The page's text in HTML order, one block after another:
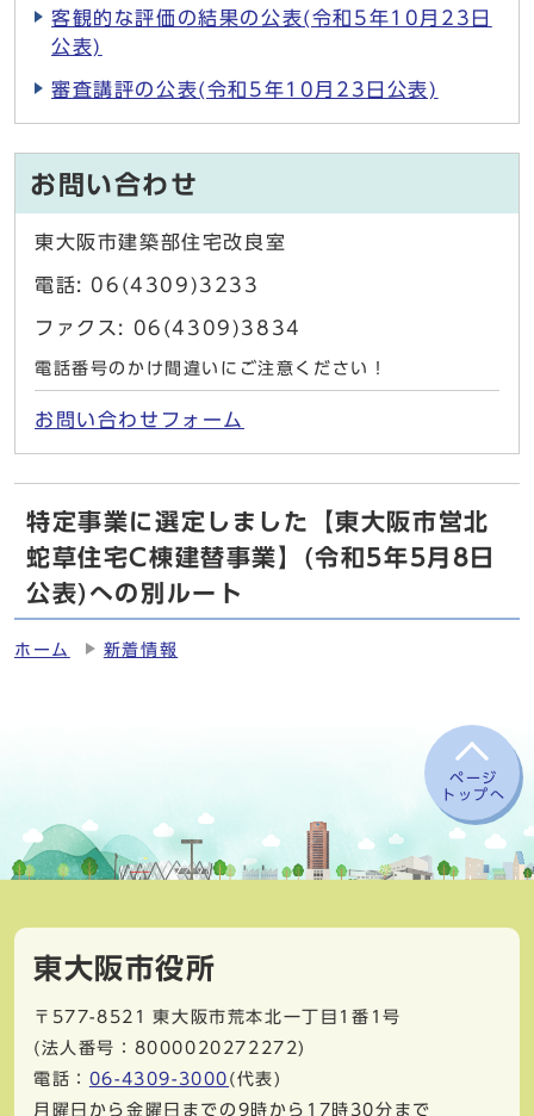
客観的な評価の結果の公表(令和5年10月23日
公表)
審査講評の公表(令和5年10月23日公表)
お問い合わせ
東大阪市建築部住宅改良室
電話: 06(4309)3233
ファクス: 06(4309)3834
電話番号のかけ間違いにご注意ください！
お問い合わせフォーム
特定事業に選定しました【東大阪市営北
蛇草住宅C棟建替事業】(令和5年5月8日
公表)への別ルート
ホーム 新着情報
ページ
トップへ
東大阪市役所
〒577-8521
東大阪市荒本北一丁目1番1号
(法人番号：8000020272272)
電話： 06-4309-3000 (代表)
月曜日から金曜日までの9時から17時30分まで